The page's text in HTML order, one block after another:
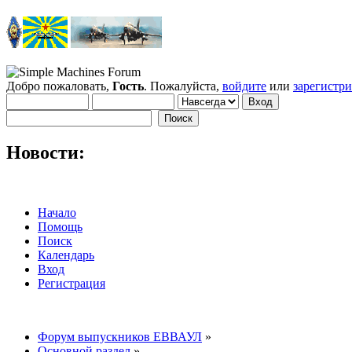
Добро пожаловать, Гость. Пожалуйста, войдите или
Новости:
Начало
Помощь
Поиск
Календарь
Вход
Регистрация
Форум выпускников ЕВВАУЛ »